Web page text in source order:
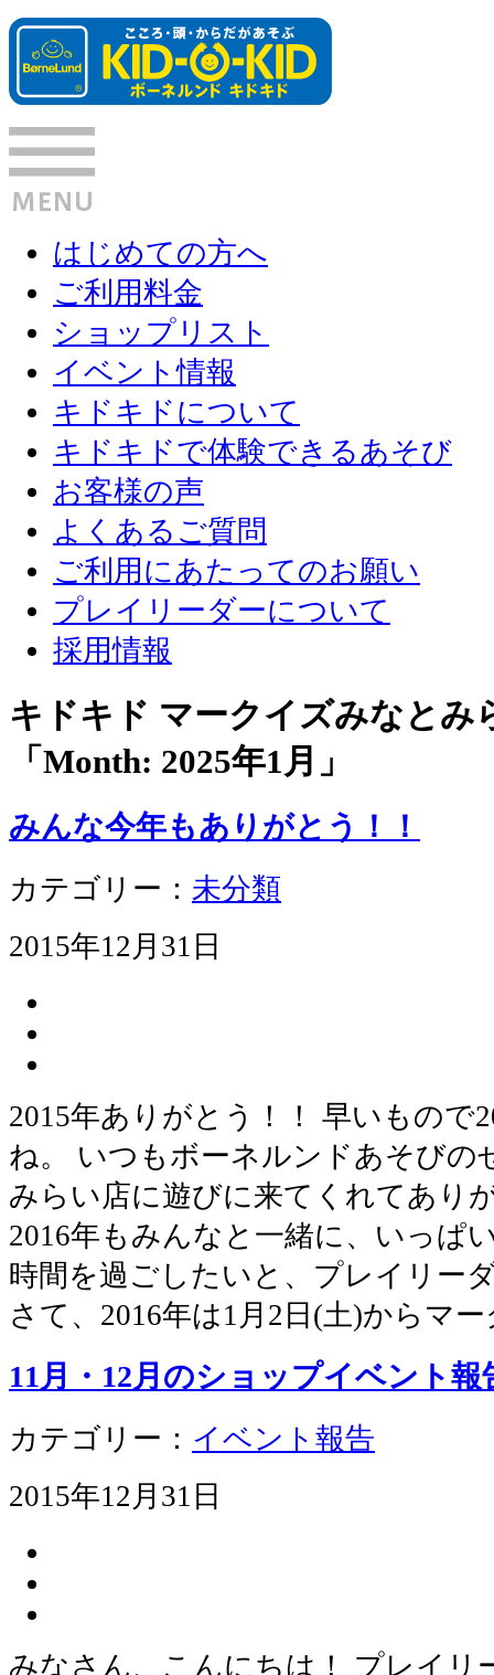
はじめての方へ
ご利用料金
ショップリスト
イベント情報
キドキドについて
キドキドで体験できるあそび
お客様の声
よくあるご質問
ご利用にあたってのお願い
プレイリーダーについて
採用情報
キドキド マークイズみなと
「Month: 2025年1月 」
みんな今年もありがとう！！
カテゴリー： 未分類
2015年12月31日
2015年ありがとう！！ 早いもので
ね。 いつもボーネルンドあそびの
みらい店に遊びに来てくれてあり
2016年もみんなと一緒に、いっぱ
時間を過ごしたいと、プレイリー
さて、2016年は1月2日(土)からマ
11月・12月のショップイベント報
カテゴリー： イベント報告
2015年12月31日
みなさん、こんにちは！ プレイリ